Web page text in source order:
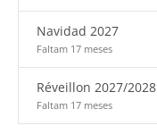
Navidad 2027
Faltam 17 meses
Réveillon 2027/2028
Faltam 17 meses